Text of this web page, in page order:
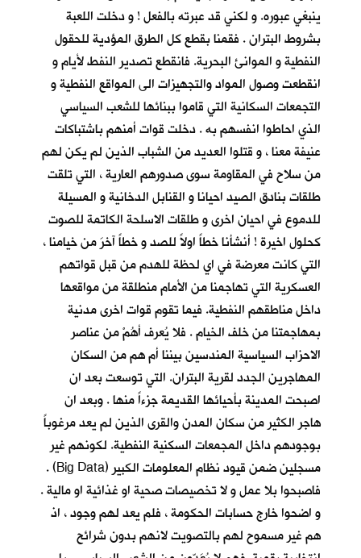
ينبغي عبوره. و لكني قد عبرته بالفعل ! و دخلت اللعبة
بشروط البتران . فقمنا بقطع كل الطرق المؤدية للحقول
النفطية و الموانئ البحرية. فانقطع تصدير النفط لأيام و
انقطعت وصول المواد والتجهيزات الى المواقع النفطية و
التجمعات السكانية التي قاموا ببنائها للشعب السياسي
الذي احاطوا انفسهم به . دخلت قوات أمنهم باشتباكات
عنيفة معنا ، و قتلوا العديد من الشباب الذين لم يكن لهم
من سلاح في المقاومة سوى صدورهم العارية ، التي تلقت
طلقات بنادق الصيد احيانا و القنابل الدخانية و المسيلة
للدموع في احيان اخرى و طلقات الاسلحة الكاتمة للصوت
كحلول اخيرة ! أنشأنا خطاً اولاً للصد و خطاً آخرَ من خيامنا ،
التي كانت معرضة في اي لحظة للهدم من قبل قواتهم
العسكرية التي تهاجمنا من الأمام منطلقة من مواقعها
داخل مناطقهم النفطية. فيما تقوم قوات اخرى مدنية
بمهاجمتنا من خلف الخيام . فلا يُعرف أهُمْ من عناصر
الاحزاب السياسية المندسين بيننا أم هم من السكان
المهاجرين الجدد لقرية البتران. التي توسعت بعد ان
اصبحت المدينة بأحيائها القديمة جزءاً منها . وبعد ان
هاجر الكثير من سكان المدن والقرى الذين لم يعد مرغوباً
بوجودهم داخل المجمعات السكنية النفطية. لكونهم غير
مسجلين ضمن قيود نظام المعلومات الكبير (Big Data) .
فاصبحوا بلا عمل و لا تخصيصات صحية او غذائية او مالية .
و اضحوا خارج حسابات الحكومة ، فلم يعد لهم وجود ، اذ
هم غير مسموح لهم بالتصويت لانهم بدون شرائح